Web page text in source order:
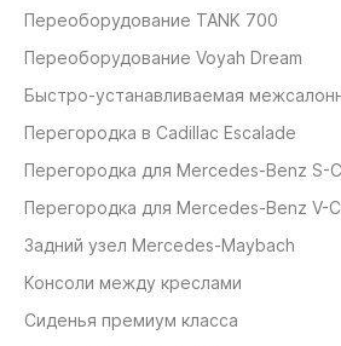
Переоборудование TANK 700
Переоборудование Voyah Dream
Быстро-устанавливаемая
Перегородка в Cadillac Escalade
Перегородка для Mercedes-Benz S-
Перегородка для Mercedes-Benz V-
Задний узел Mercedes-Maybach
Консоли между креслами
Сиденья премиум класса